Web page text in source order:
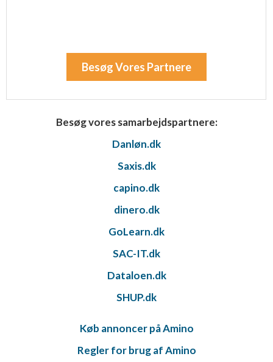
Besøg Vores Partnere
Besøg vores samarbejdspartnere:
Danløn.dk
Saxis.dk
capino.dk
dinero.dk
GoLearn.dk
SAC-IT.dk
Dataloen.dk
SHUP.dk
Køb annoncer på Amino
Regler for brug af Amino